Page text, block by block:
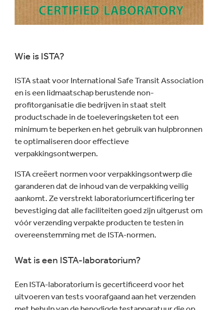
Wie is ISTA?
ISTA staat voor International Safe Transit Association
en is een lidmaatschap berustende non-
profitorganisatie die bedrijven in staat stelt
productschade in de toeleveringsketen tot een
minimum te beperken en het gebruik van hulpbronnen
te optimaliseren door effectieve
verpakkingsontwerpen.
ISTA creëert normen voor verpakkingsontwerp die
garanderen dat de inhoud van de verpakking veilig
aankomt. Ze verstrekt laboratoriumcertificering ter
bevestiging dat alle faciliteiten goed zijn uitgerust om
vóór verzending verpakte producten te testen in
overeenstemming met de ISTA-normen.
Wat is een ISTA-laboratorium?
Een ISTA-laboratorium is gecertificeerd voor het
uitvoeren van tests voorafgaand aan het verzenden